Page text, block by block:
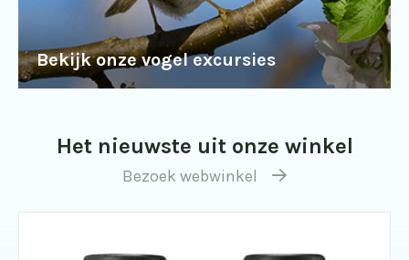
Bekijk onze vogel excursies
Het nieuwste uit onze winkel
Bezoek webwinkel